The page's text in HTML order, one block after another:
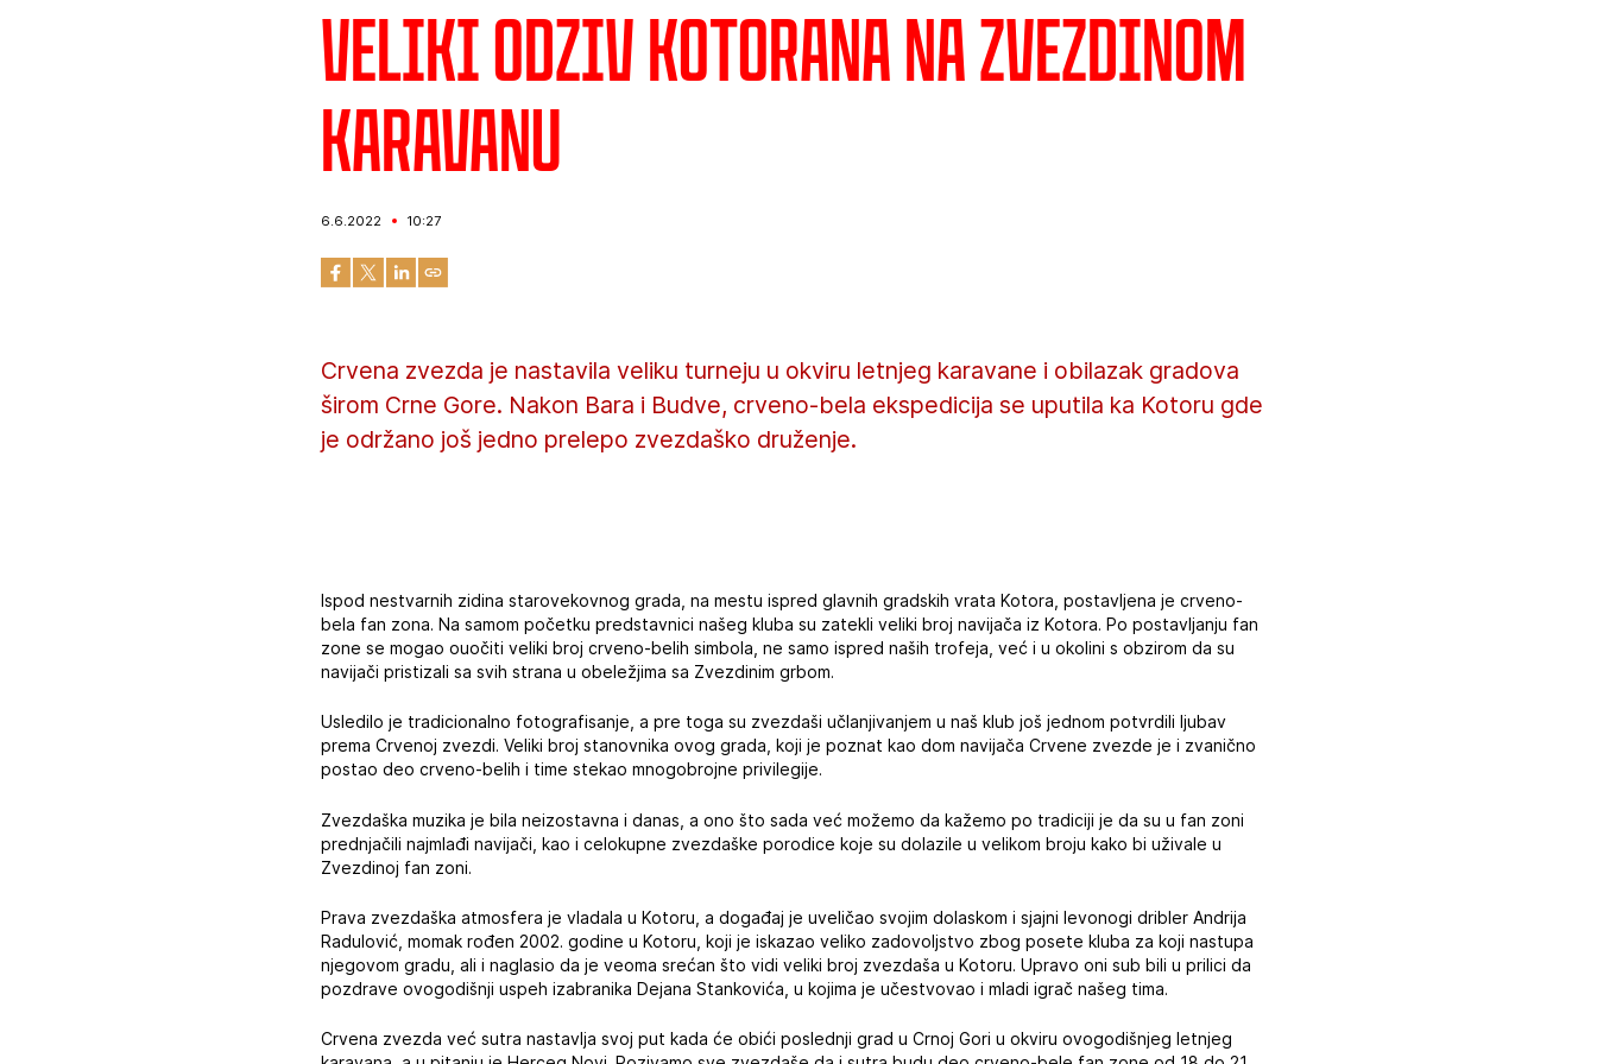
Veliki odziv Kotorana na Zvezdinom
karavanu
6.6.2022 10:27
Crvena zvezda je nastavila veliku turneju u okviru letnjeg karavane i obilazak gradova
širom Crne Gore. Nakon Bara i Budve, crveno-bela ekspedicija se uputila ka Kotoru gde
je održano još jedno prelepo zvezdaško druženje.
Ispod nestvarnih zidina starovekovnog grada, na mestu ispred glavnih gradskih vrata Kotora, postavljena je crveno-
bela fan zona. Na samom početku predstavnici našeg kluba su zatekli veliki broj navijača iz Kotora. Po postavljanju fan
zone se mogao ouočiti veliki broj crveno-belih simbola, ne samo ispred naših trofeja, već i u okolini s obzirom da su
navijači pristizali sa svih strana u obeležjima sa Zvezdinim grbom.
Usledilo je tradicionalno fotografisanje, a pre toga su zvezdaši učlanjivanjem u naš klub još jednom potvrdili ljubav
prema Crvenoj zvezdi. Veliki broj stanovnika ovog grada, koji je poznat kao dom navijača Crvene zvezde je i zvanično
postao deo crveno-belih i time stekao mnogobrojne privilegije.
Zvezdaška muzika je bila neizostavna i danas, a ono što sada već možemo da kažemo po tradiciji je da su u fan zoni
prednjačili najmlađi navijači, kao i celokupne zvezdaške porodice koje su dolazile u velikom broju kako bi uživale u
Zvezdinoj fan zoni.
Prava zvezdaška atmosfera je vladala u Kotoru, a događaj je uveličao svojim dolaskom i sjajni levonogi dribler Andrija
Radulović, momak rođen 2002. godine u Kotoru, koji je iskazao veliko zadovoljstvo zbog posete kluba za koji nastupa
njegovom gradu, ali i naglasio da je veoma srećan što vidi veliki broj zvezdaša u Kotoru. Upravo oni sub bili u prilici da
pozdrave ovogodišnji uspeh izabranika Dejana Stankovića, u kojima je učestvovao i mladi igrač našeg tima.
Crvena zvezda već sutra nastavlja svoj put kada će obići poslednji grad u Crnoj Gori u okviru ovogodišnjeg letnjeg